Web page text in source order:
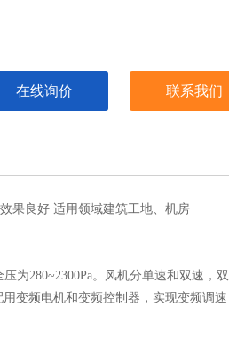
在线询价 联系我们
果 良好 适用领域建筑工地、机房
为280~2300Pa。风机分单速和双速，
变频电机和变频控制器，实现变频调